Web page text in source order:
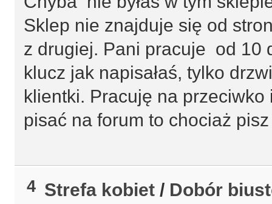
Sklep nie znajduje się od
z drugiej. Pani pracuje od 10
klucz jak napisałaś, tylko
klientki. Pracuję na
pisać na forum to chociaż
4 Strefa kobiet / Dobór